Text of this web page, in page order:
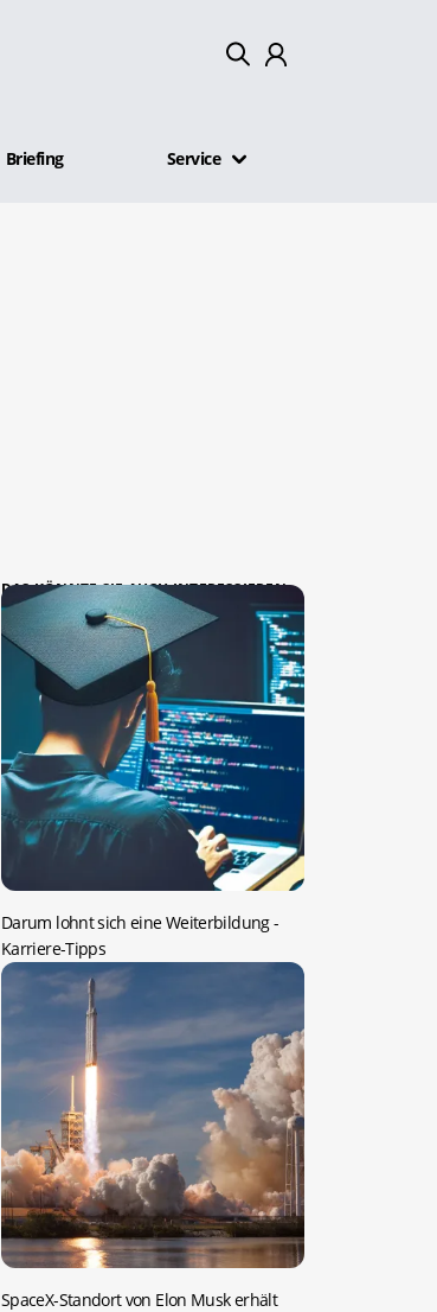
Briefing Service
DAS KÖNNTE SIE AUCH INTERESSIEREN:
Darum lohnt sich eine Weiterbildung-
Karriere-Tipps
SpaceX-Standort von Elon Musk erhält